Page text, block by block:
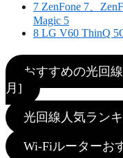
7 ZenFone 7、
Magic 5
8 LG V60 ThinQ
おすすめの光回
月]
光回線人気ラン
Wi-Fiルーターお